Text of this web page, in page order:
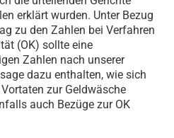
erklärt wurden. Unter Bezug
zu den Zahlen bei Verfahren
(OK) sollte eine
Zahlen nach unserer
dazu enthalten, wie sich
zur Geldwäsche
auch Bezüge zur OK